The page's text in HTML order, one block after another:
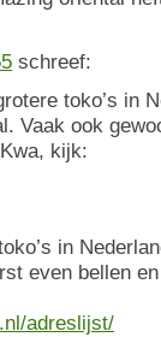
schreef:
toko’s in
Vaak ook
kijk:
in
even bellen
adreslijst/